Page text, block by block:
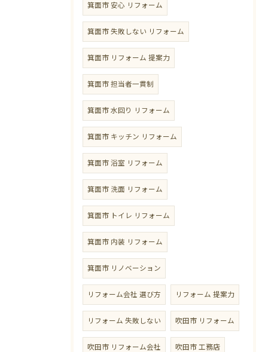
箕面市 安心 リフォーム
箕面市 失敗しない リフォーム
箕面市 リフォーム 提案力
箕面市 担当者一貫制
箕面市 水回り リフォーム
箕面市 キッチン リフォーム
箕面市 浴室 リフォーム
箕面市 洗面 リフォーム
箕面市 トイレ リフォーム
箕面市 内装 リフォーム
箕面市 リノベーション
リフォーム会社 選び方 リフォーム 提案力
リフォーム 失敗しない 吹田市 リフォーム
吹田市 リフォーム会社 吹田市 工務店